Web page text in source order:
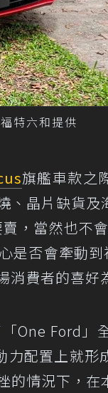
特六和提供
旗艦車款之
、晶片缺貨
，當然也不
是否會牽動
消費者的喜好
One Ford」
配置上就形
的情況下，